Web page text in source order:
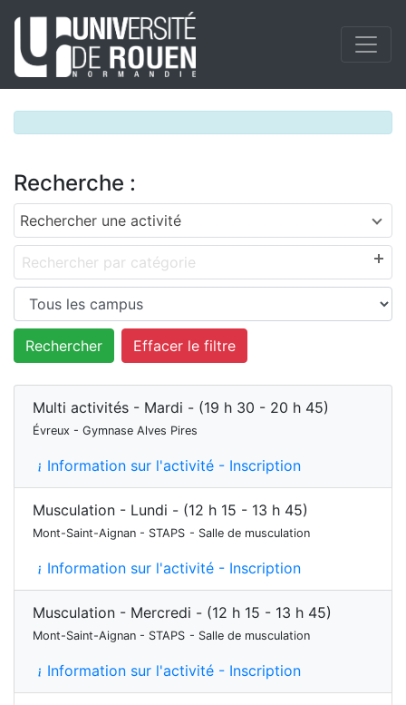
Recherche :
Rechercher une activité
Rechercher par catégorie
Effacer le filtre
Multi activités - Mardi - (19 h 30 - 20 h 45)
Évreux - Gymnase Alves Pires
Information sur l'activité - Inscription
Musculation - Lundi - (12 h 15 - 13 h 45)
Mont-Saint-Aignan - STAPS - Salle de musculation
Information sur l'activité - Inscription
Musculation - Mercredi - (12 h 15 - 13 h 45)
Mont-Saint-Aignan - STAPS - Salle de musculation
Information sur l'activité - Inscription